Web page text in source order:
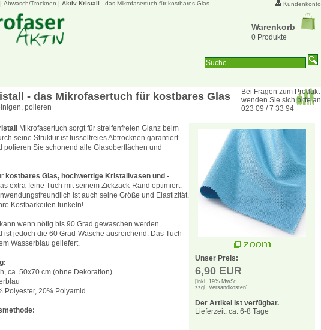
Kundenkonto
Warenkorb
0 Produkte
| Abwasch/Trocknen | Aktiv Kristall - das Mikrofasertuch für kostbares Glas
Bei Fragen zum Produkt
wenden Sie sich bitte an
023 09 / 7 33 94
- das Mikrofasertuch für kostbares Glas
polieren
Unser Preis:
6,90 EUR
[inkl. 19% MwSt.
zzgl. Versandkosten]
Der Artikel ist verfügbar.
Lieferzeit: ca. 6-8 Tage
Mikrofasertuch sorgt für streifenfreien Glanz beim
seine Struktur ist fusselfreies Abtrocknen garantiert.
polieren Sie schonend alle Glasoberflächen und
kostbares Glas, hochwertige Kristallvasen und -
extra-feine Tuch mit seinem Zickzack-Rand optimiert.
ist auch seine Größe und Elastizität.
Kostbarkeiten funkeln!
wenn nötig bis 90 Grad gewaschen werden.
ist jedoch die 60 Grad-Wäsche ausreichend. Das Tuch
Wasserblau geliefert.
ca. 50x70 cm (ohne Dekoration)
Polyester, 20% Polyamid